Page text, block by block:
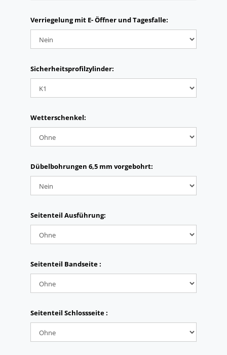
Verriegelung mit E- Öffner und Tagesfalle:
Sicherheitsprofilzylinder:
Wetterschenkel:
Dübelbohrungen 6,5 mm vorgebohrt:
Seitenteil Ausführung:
Seitenteil Bandseite :
Seitenteil Schlossseite :